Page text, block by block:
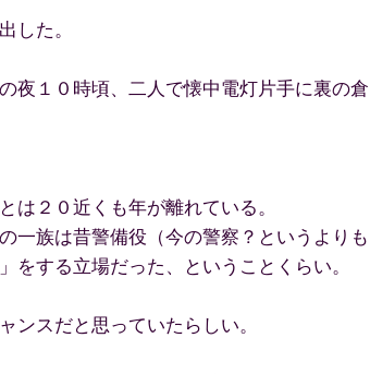
した。
夜１０時頃、二人で懐中電灯片手に裏の倉
は２０近くも年が離れている。
一族は昔警備役（今の警察？というよりも
する立場だった、ということくらい。
ンスだと思っていたらしい。